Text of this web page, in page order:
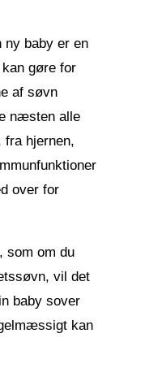
ny baby er en
gøre for
af søvn
næsten alle
hjernen,
over for
som om du
vil det
baby sover
kan